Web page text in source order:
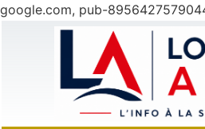
google.com, pub-
8 Août 30°C